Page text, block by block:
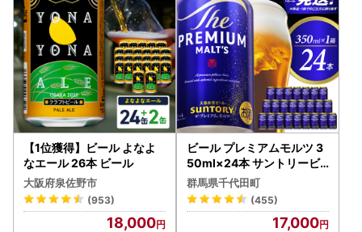
【1位獲得】ビール よなよ
なエール 26本 ビール
大阪府泉佐野市
(953)
18,000
ビール プレミアムモルツ 3
50ml×24本 サントリービ
ール
群馬県千代田町
(455)
17,000